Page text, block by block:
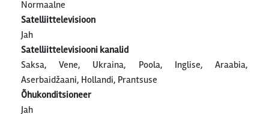
Normaalne
Satelliittelevisioon
Jah
Satelliittelevisiooni kanalid
Saksa, Vene, Ukraina, Poola, Inglise, Araabia,
Aserbaidžaani, Hollandi, Prantsuse
Õhukonditsioneer
Jah